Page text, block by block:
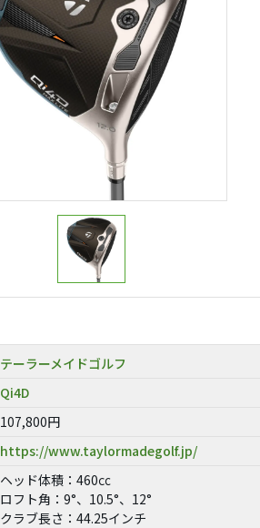
テーラーメイドゴルフ
Qi4D
107,800円
https://www.taylormadegolf.jp/
ヘッド体積：460㏄
ロフト角：9°、10.5°、12°
クラブ長さ：44.25インチ